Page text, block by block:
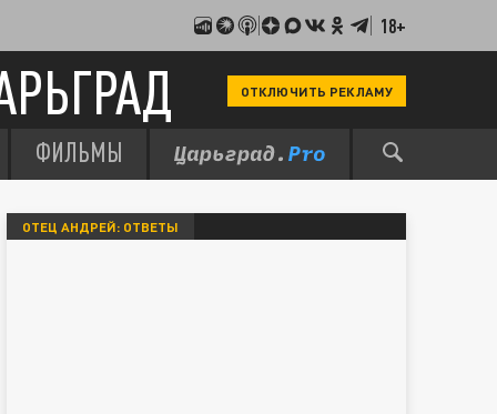
18+
ОТКЛЮЧИТЬ РЕКЛАМУ
ФИЛЬМЫ
ОТЕЦ АНДРЕЙ: ОТВЕТЫ